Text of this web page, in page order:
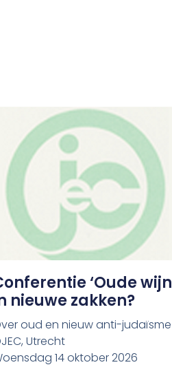
‘Oude wijn
nieuwe zakken?
oud en nieuw anti-judaïsme
Utrecht
14 oktober 2026